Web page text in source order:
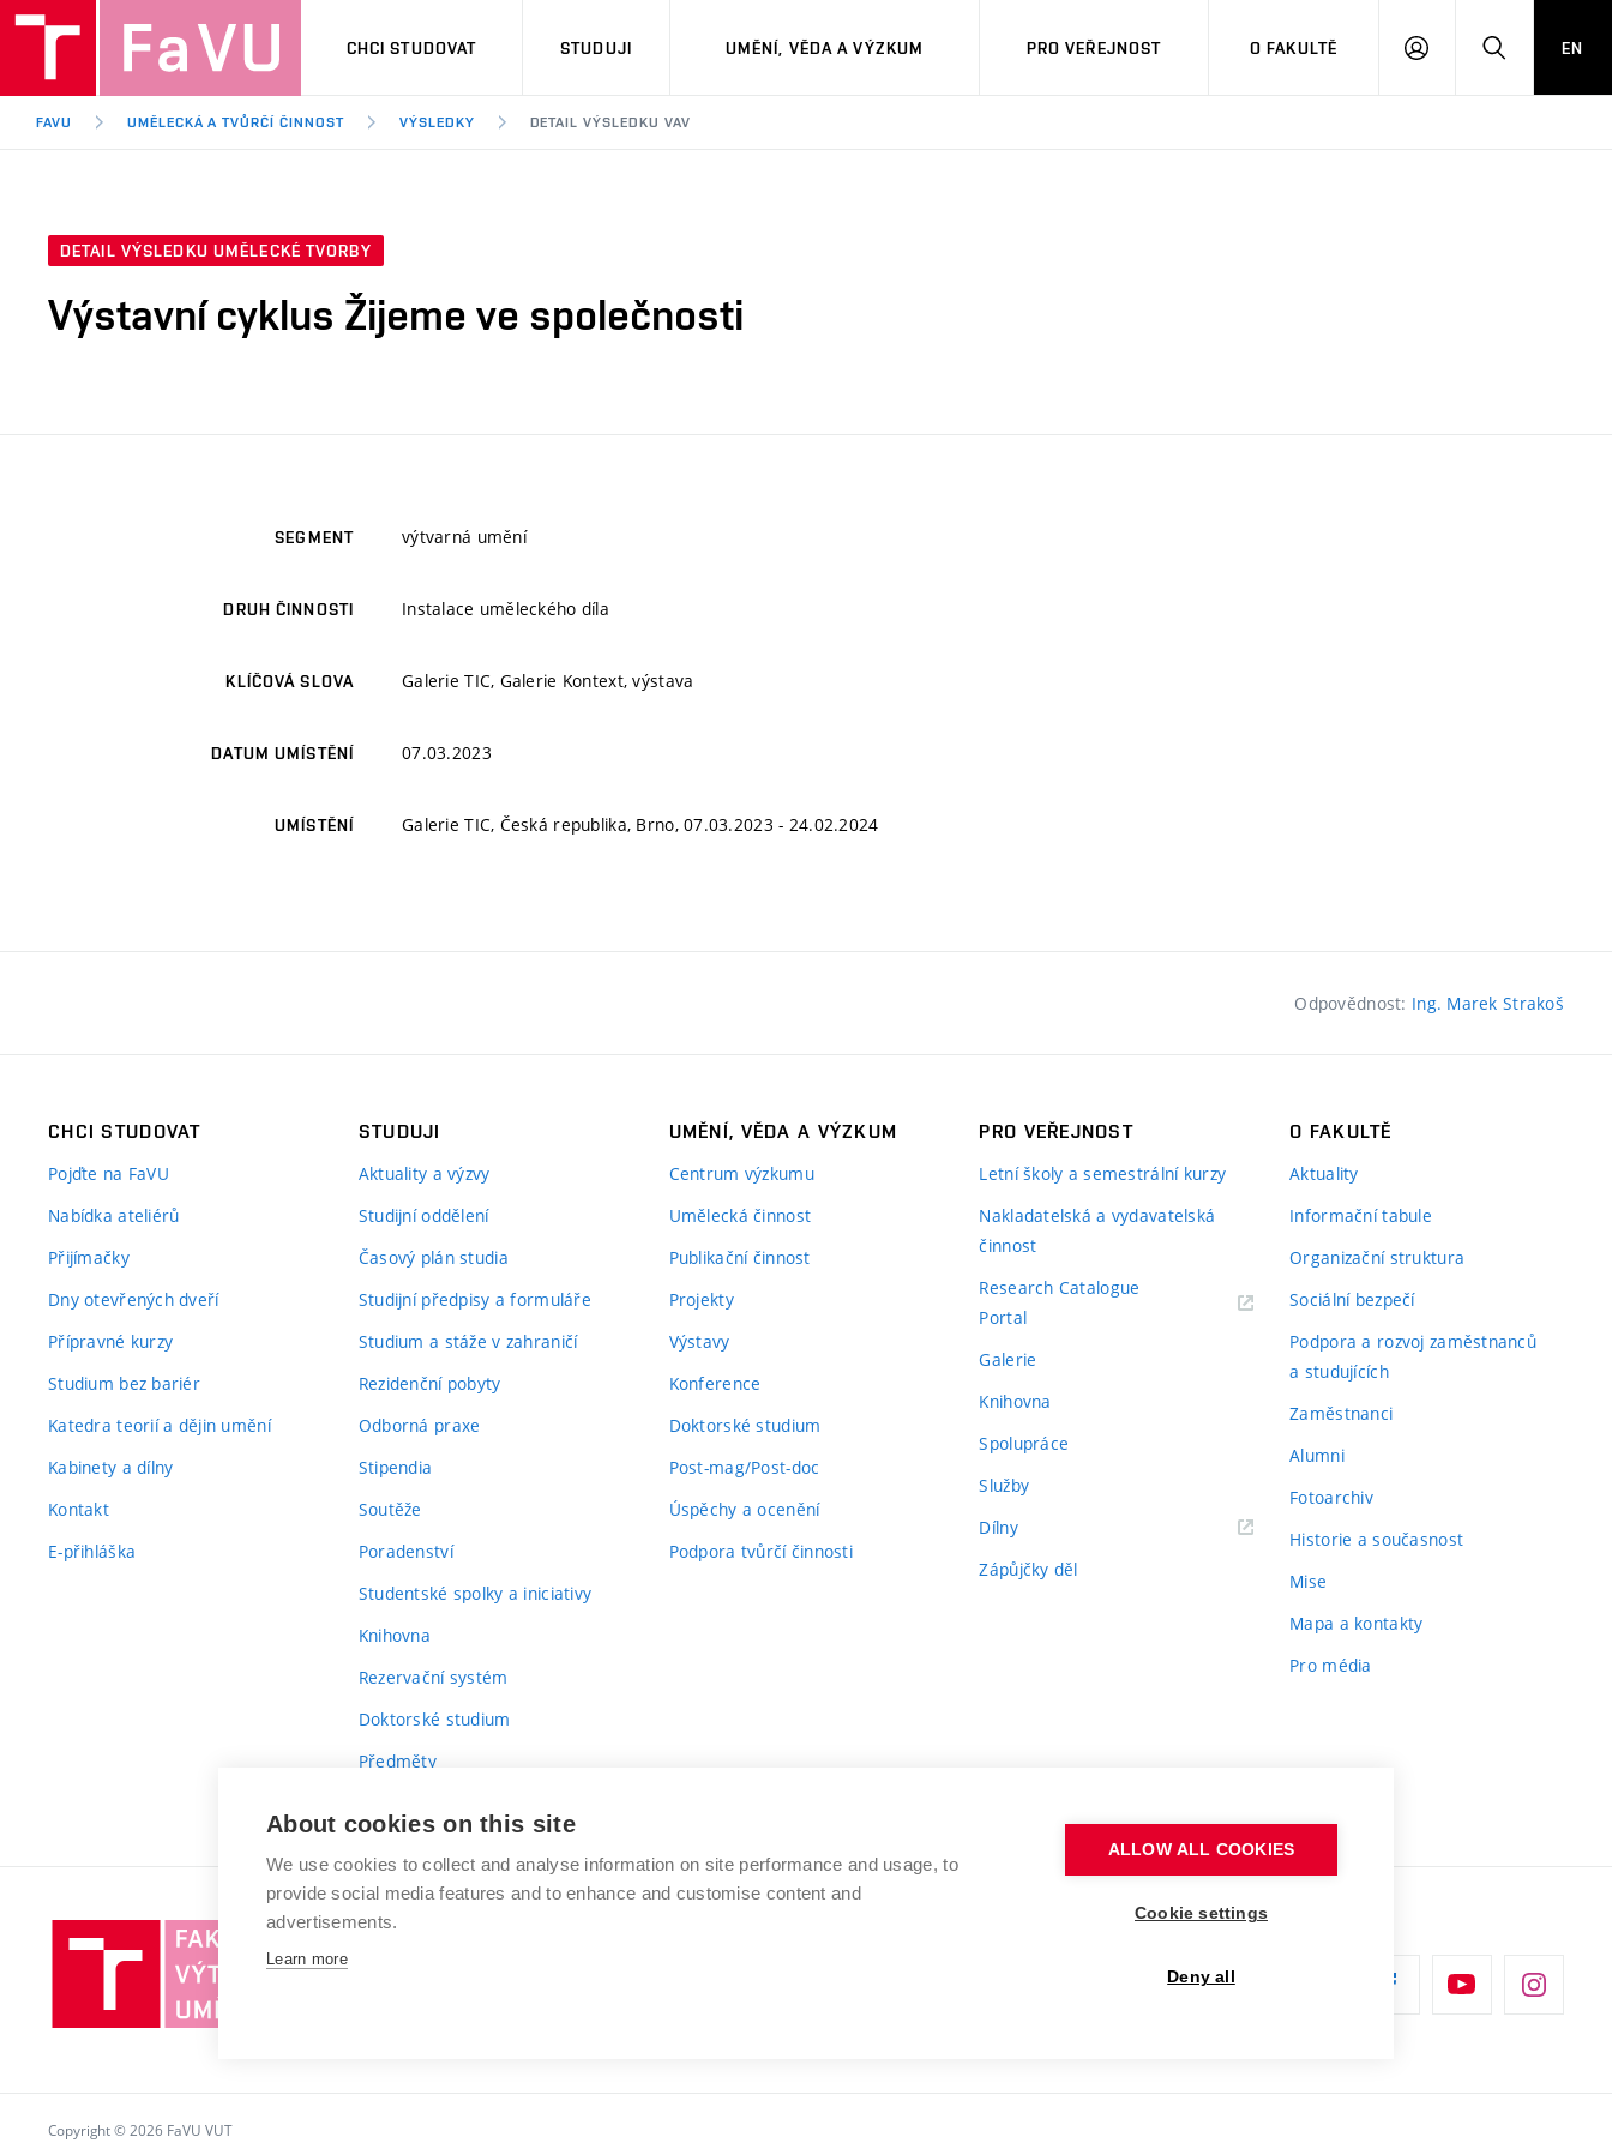
CHCI STUDOVAT STUDUJI UMĚNÍ, VĚDA A VÝZKUM PRO VEŘEJNOST O FAKULTĚ
PŘIHLÁSITHLEDAT
EN
FAVU UMĚLECKÁ A TVŮRČÍ ČINNOST VÝSLEDKY DETAIL VÝSLEDKU VAV
DETAIL VÝSLEDKU UMĚLECKÉ TVORBY
Výstavní cyklus Žijeme ve společnosti
SEGMENT výtvarná umění
DRUH ČINNOSTI Instalace uměleckého díla
KLÍČOVÁ SLOVA Galerie TIC, Galerie Kontext, výstava
DATUM UMÍSTĚNÍ 07.03.2023
UMÍSTĚNÍ Galerie TIC, Česká republika, Brno, 07.03.2023 - 24.02.2024
Odpovědnost: Ing. Marek Strakoš
CHCI STUDOVAT
Pojďte na FaVU
Nabídka ateliérů
Přijímačky
Dny otevřených dveří
Přípravné kurzy
Studium bez bariér
Katedra teorií a dějin umění
Kabinety a dílny
Kontakt
E-přihláška
STUDUJI
Aktuality a výzvy
Studijní oddělení
Časový plán studia
Studijní předpisy a formuláře
Studium a stáže v zahraničí
Rezidenční pobyty
Odborná praxe
Stipendia
Soutěže
Poradenství
Studentské spolky a iniciativy
Knihovna
Rezervační systém
Doktorské studium
Předměty
UMĚNÍ, VĚDA A VÝZKUM
Centrum výzkumu
Umělecká činnost
Publikační činnost
Projekty
Výstavy
Konference
Doktorské studium
Post-mag/Post-doc
Úspěchy a ocenění
Podpora tvůrčí činnosti
PRO VEŘEJNOST
Letní školy a semestrální kurzy
Nakladatelská a vydavatelská
činnost
Research Catalogue
Portal
Galerie
Knihovna
Spolupráce
Služby
Dílny
Zápůjčky děl
O FAKULTĚ
Aktuality
Informační tabule
Organizační struktura
Sociální bezpečí
Podpora a rozvoj zaměstnanců
a studujících
Zaměstnanci
Alumni
Fotoarchiv
Historie a současnost
Mise
Mapa a kontakty
Pro média
Vysoké
Copyright © 2026 FaVU VUT
About cookies on this site
We use cookies to collect and analyse information on site performance and usage, to
provide social media features and to enhance and customise content and
advertisements.
Learn more
ALLOW ALL COOKIES
Cookie settings
Deny all